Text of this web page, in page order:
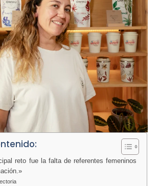
reto fue la falta de referentes femeninos